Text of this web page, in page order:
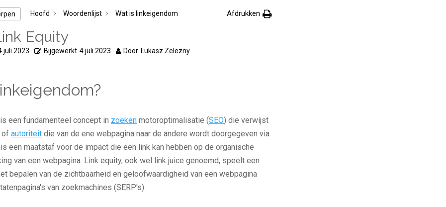
Hoofd Woordenlijst Wat is linkeigendom Afdrukken
Equity
juli 2023 Bijgewerkt 4 juli 2023 Door Lukasz Zelezny
is een fundamenteel concept in zoeken motoroptimalisatie (SEO) die verwijst
of autoriteit die van de ene webpagina naar de andere wordt doorgegeven via
een maatstaf voor de impact die een link kan hebben op de organische
van een webpagina. Link equity, ook wel link juice genoemd, speelt een
bepalen van de zichtbaarheid en geloofwaardigheid van een webpagina
van zoekmachines (SERP's).